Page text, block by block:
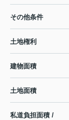
その他条件
土地権利
建物面積
土地面積
私道負担面積 /